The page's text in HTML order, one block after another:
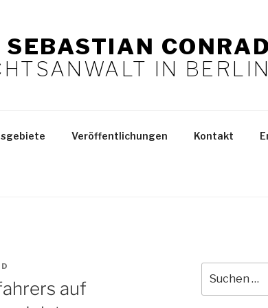
SEBASTIAN CONRAD
IN BERLIN
Veröffentlichungen Kontakt
auf
nach: